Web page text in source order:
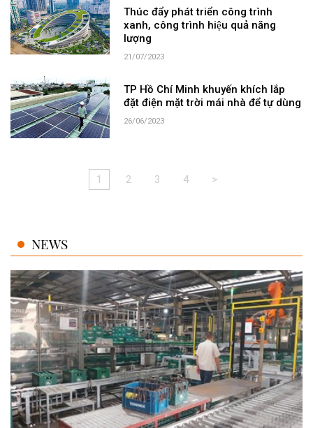
Thúc đẩy phát triển công trình
xanh, công trình hiệu quả năng
lượng
21/07/2023
TP Hồ Chí Minh khuyến khích lắp
đặt điện mặt trời mái nhà để tự dùng
26/06/2023
1 2 3 4 >
NEWS